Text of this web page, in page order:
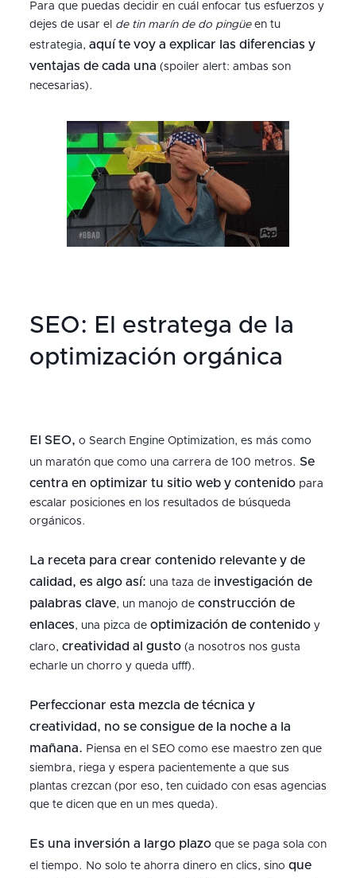
Para que puedas decidir en cuál enfocar tus esfuerzos y
dejes de usar el de tin marín de do pingüeen tu
estrategia, aquí te voy a explicar las diferencias y
ventajas de cada una (spoiler alert: ambas son
necesarias).
SEO: El estratega de la
optimización orgánica
El SEO, o Search Engine Optimization, es más como
un maratón que como una carrera de 100 metros. Se
centra en optimizar tu sitio web y contenidopara
escalar posiciones en los resultados de búsqueda
orgánicos.
La receta para crear contenido relevante y de
calidad, es algo así: una taza de investigación de
palabras clave, un manojo de construcción de
enlaces, una pizca de optimización de contenidoy
claro, creatividad al gusto(a nosotros nos gusta
echarle un chorro y queda ufff).
Perfeccionar esta mezcla de técnica y
creatividad, no se consigue de la noche a la
mañana. Piensa en el SEO como ese maestro zen que
siembra, riega y espera pacientemente a que sus
plantas crezcan (por eso, ten cuidado con esas agencias
que te dicen que en un mes queda).
Es una inversión a largo plazo que se paga sola con
el tiempo. No solo te ahorra dinero en clics, sino que